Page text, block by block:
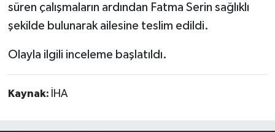
süren çalışmaların ardından Fatma Serin sağlıklı
şekilde bulunarak ailesine teslim edildi.
Olayla ilgili inceleme başlatıldı.
Kaynak: İHA